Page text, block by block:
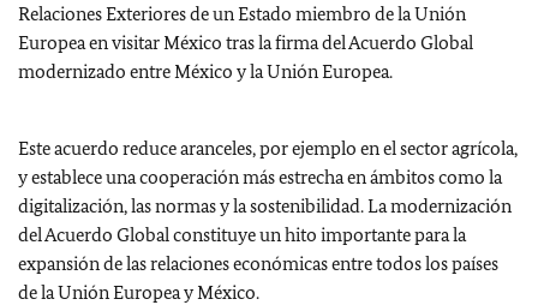
Relaciones Exteriores de un Estado miembro de la Unión
Europea en visitar México tras la firma del Acuerdo Global
modernizado entre México y la Unión Europea.
Este acuerdo reduce aranceles, por ejemplo en el sector agrícola,
y establece una cooperación más estrecha en ámbitos como la
digitalización, las normas y la sostenibilidad. La modernización
del Acuerdo Global constituye un hito importante para la
expansión de las relaciones económicas entre todos los países
de la Unión Europea y México.